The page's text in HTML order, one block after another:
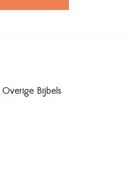
Overige Bijbels